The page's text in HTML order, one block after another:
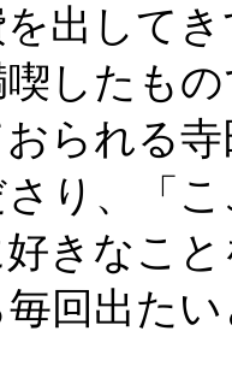
出して
したも
られる
り、「
きなこ
毎回出た